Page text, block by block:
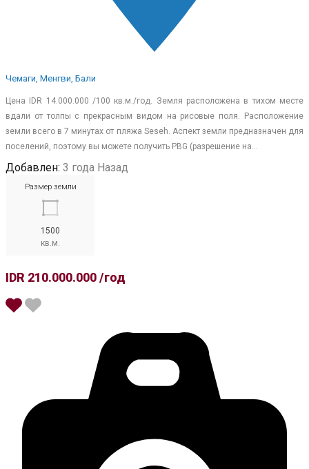
Чемаги, Менгви, Бали
Цена IDR 14.000.000 /100 кв.м./год. Земля расположена в тихом месте
вдали от толпы с прекрасным видом на рисовые поля. Расположение
земли всего в 7 минутах от пляжа Seseh. Аспект земли предназначен для
поселений, поэтому вы можете получить PBG (разрешение на…
Добавлен: 3 года Назад
Размер земли
1500
кв.м.
IDR 210.000.000 /год